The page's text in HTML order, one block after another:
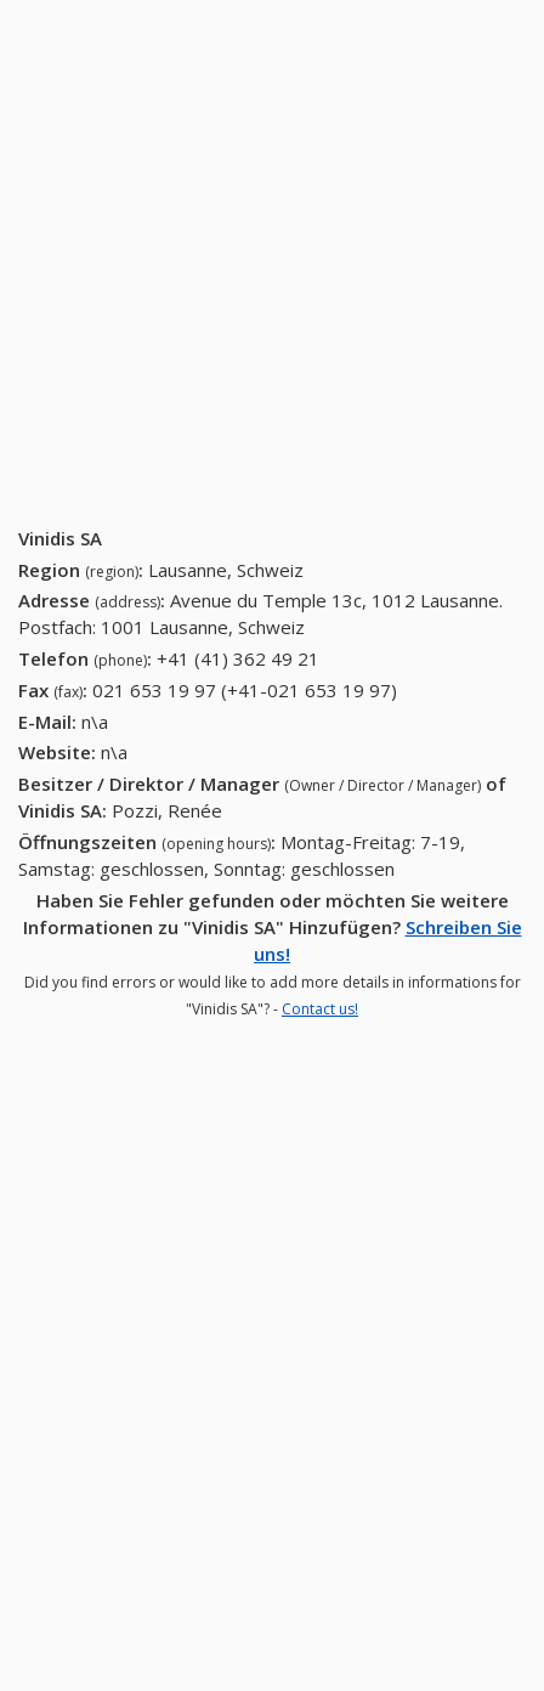
Vinidis SA
Region (region): Lausanne, Schweiz
Adresse (address): Avenue du Temple 13c, 1012 Lausanne.
Postfach: 1001 Lausanne, Schweiz
Telefon (phone): +41 (41) 362 49 21
Fax (fax): 021 653 19 97 (+41-021 653 19 97)
E-Mail: n\a
Website: n\a
Besitzer / Direktor / Manager (Owner / Director / Manager) of
Vinidis SA: Pozzi, Renée
Öffnungszeiten (opening hours): Montag-Freitag: 7-19,
Samstag: geschlossen, Sonntag: geschlossen
Haben Sie Fehler gefunden oder möchten Sie weitere
Informationen zu "Vinidis SA" Hinzufügen? Schreiben Sie
uns!
Did you find errors or would like to add more details in informations for
"Vinidis SA"? - Contact us!